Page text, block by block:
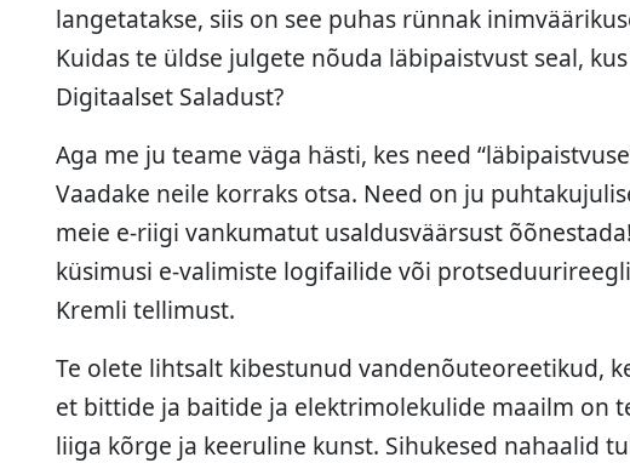
langetatakse, siis on see puhas rünnak
Kuidas te üldse julgete nõuda läbipaistvust seal,
Digitaalset Saladust?
Aga me ju teame väga hästi, kes need
Vaadake neile korraks otsa. Need on ju
meie e-riigi vankumatut usaldusväärsust
küsimusi e-valimiste logifailide või
Kremli tellimust.
Te olete lihtsalt kibestunud vandenõuteoreetikud,
et bittide ja baitide ja elektrimolekulide maailm on
liiga kõrge ja keeruline kunst. Sihukesed nahaalid